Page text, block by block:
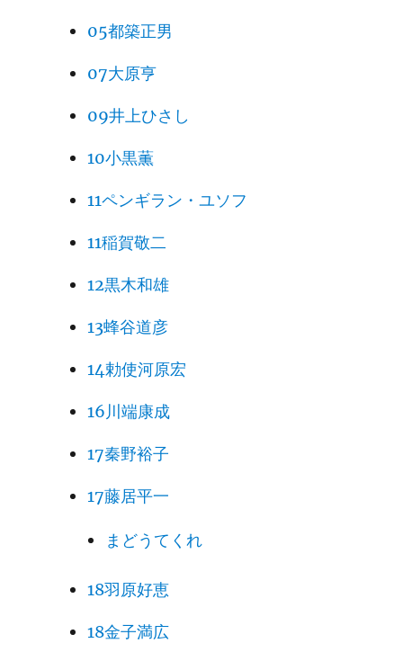
05都築正男
07大原亨
09井上ひさし
10小黒薫
11ペンギラン・ユソフ
11稲賀敬二
12黒木和雄
13蜂谷道彦
14勅使河原宏
16川端康成
17秦野裕子
17藤居平一
まどうてくれ
18羽原好恵
18金子満広